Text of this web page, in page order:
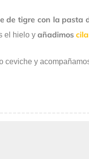
de tigre con la pasta
el hielo y añadimos
ceviche y